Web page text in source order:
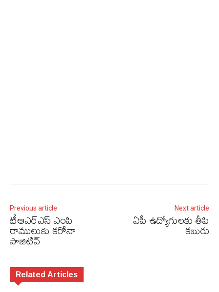
Previous article
టీఆఎర్‌ఎస్‌ ఎంపి
రాములుకు కరోనా
పాజిటివ్‌
Next article
ఏపీ ఉద్యోగులకు‌ తీపి
కబురు
Related Articles